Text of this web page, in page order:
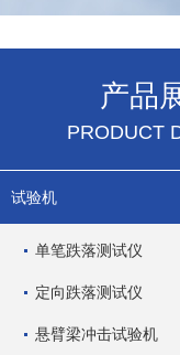
产品
PRODUCT
试验机
单笔跌落测试仪
定向跌落测试仪
悬臂梁冲击试验机